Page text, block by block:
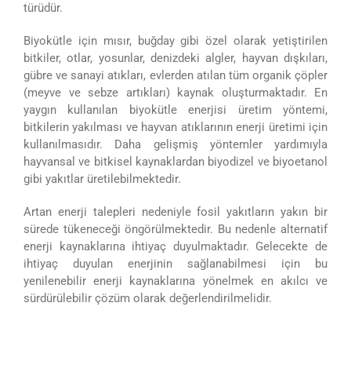
türüdür.
Biyokütle için mısır, buğday gibi özel olarak yetiştirilen
bitkiler, otlar, yosunlar, denizdeki algler, hayvan dışkıları,
gübre ve sanayi atıkları, evlerden atılan tüm organik çöpler
(meyve ve sebze artıkları) kaynak oluşturmaktadır. En
yaygın kullanılan biyokütle enerjisi üretim yöntemi,
bitkilerin yakılması ve hayvan atıklarının enerji üretimi için
kullanılmasıdır. Daha gelişmiş yöntemler yardımıyla
hayvansal ve bitkisel kaynaklardan biyodizel ve biyoetanol
gibi yakıtlar üretilebilmektedir.
Artan enerji talepleri nedeniyle fosil yakıtların yakın bir
sürede tükeneceği öngörülmektedir. Bu nedenle alternatif
enerji kaynaklarına ihtiyaç duyulmaktadır. Gelecekte de
ihtiyaç duyulan enerjinin sağlanabilmesi için bu
yenilenebilir enerji kaynaklarına yönelmek en akılcı ve
sürdürülebilir çözüm olarak değerlendirilmelidir.